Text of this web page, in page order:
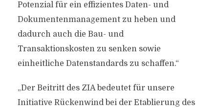
Potenzial für ein effizientes Daten- und
Dokumentenmanagement zu heben und
dadurch auch die Bau- und
Transaktionskosten zu senken sowie
einheitliche Datenstandards zu schaffen.“
„Der Beitritt des ZIA bedeutet für unsere
Initiative Rückenwind bei der Etablierung des